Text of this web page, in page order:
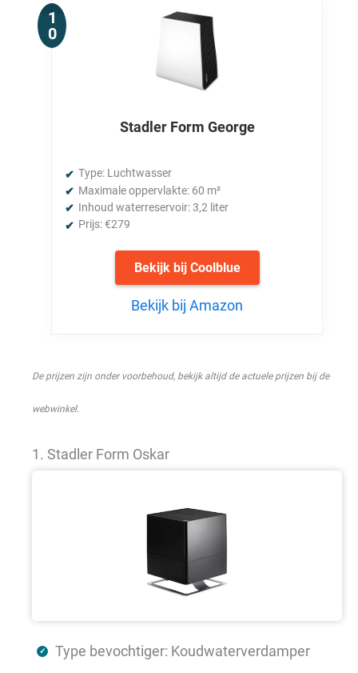
Stadler Form George
Type: Luchtwasser
Maximale oppervlakte: 60 m²
Inhoud waterreservoir: 3,2 liter
Prijs: €279
Bekijk bij Coolblue
Bekijk bij Amazon
De prijzen zijn onder voorbehoud, bekijk altijd de actuele prijzen bij de
webwinkel.
1. Stadler Form Oskar
Type bevochtiger: Koudwaterverdamper